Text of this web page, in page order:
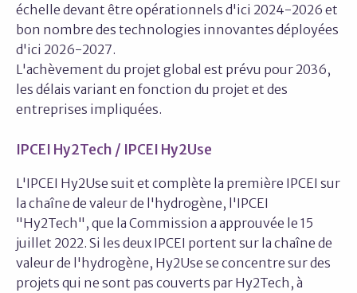
échelle devant être opérationnels d'ici 2024-2026 et
bon nombre des technologies innovantes déployées
d'ici 2026-2027.
L'achèvement du projet global est prévu pour 2036,
les délais variant en fonction du projet et des
entreprises impliquées.
IPCEI Hy2Tech / IPCEI Hy2Use
L'IPCEI Hy2Use suit et complète la première IPCEI sur
la chaîne de valeur de l'hydrogène, l'IPCEI
"Hy2Tech", que la Commission a approuvée le 15
juillet 2022. Si les deux IPCEI portent sur la chaîne de
valeur de l'hydrogène, Hy2Use se concentre sur des
projets qui ne sont pas couverts par Hy2Tech, à